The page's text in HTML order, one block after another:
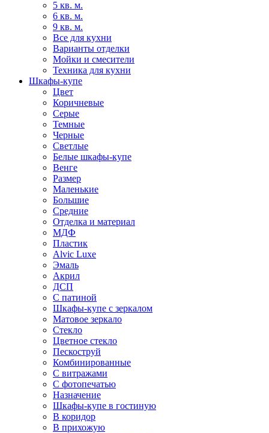
5 кв. м.
6 кв. м.
9 кв. м.
Все для кухни
Варианты отделки
Мойки и смесители
Техника для кухни
Шкафы-купе
Цвет
Коричневые
Серые
Темные
Черные
Светлые
Белые шкафы-купе
Венге
Размер
Маленькие
Большие
Средние
Отделка и материал
МДФ
Пластик
Alvic Luxe
Эмаль
Акрил
ДСП
С патиной
Шкафы-купе с зеркалом
Матовое зеркало
Стекло
Цветное стекло
Пескоструй
Комбинированные
С витражами
С фотопечатью
Назначение
Шкафы-купе в гостиную
В коридор
В прихожую